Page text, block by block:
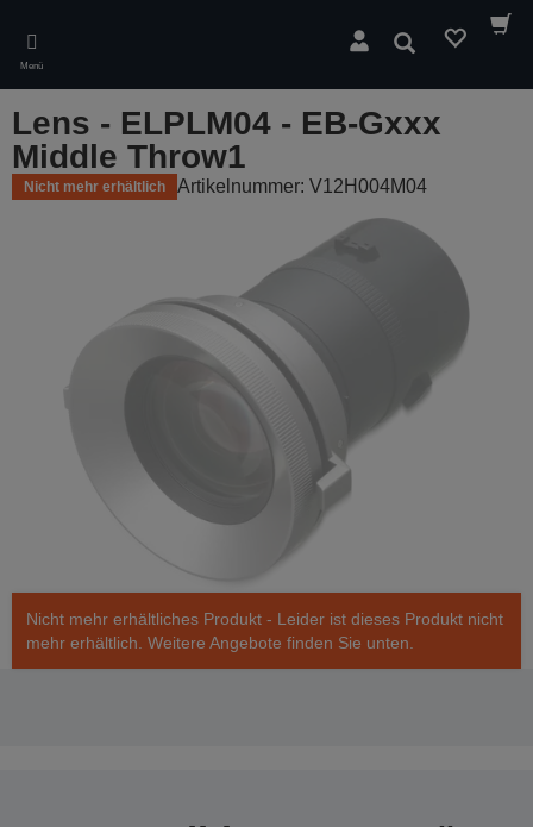
main
content
Menü
Suchen
Lens - ELPLM04 - EB-Gxxx
Middle Throw1
Nicht mehr erhältlich Artikelnummer: V12H004M04
Nicht mehr erhältliches Produkt - Leider ist dieses Produkt nicht
mehr erhältlich. Weitere Angebote finden Sie unten.